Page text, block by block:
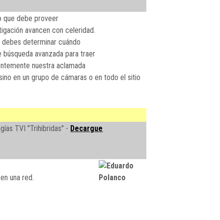
que debe proveer
avancen con celeridad.
determinar cuándo
avanzada para traer
nuestra aclamada
en un grupo de cámaras o en todo el sitio
TVI "Trihibridas" - Decargue
una red.